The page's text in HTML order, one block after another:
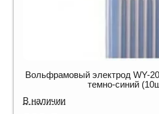
Вольфрамовый электрод WY-
темно-синий
В наличии